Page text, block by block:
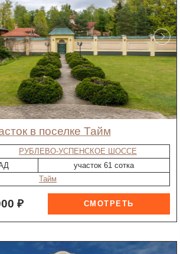
в поселке Тайм
РУБЛЕВО-УСПЕНСКОЕ ШОССЕ
участок 61 сотка
Тайм
₽